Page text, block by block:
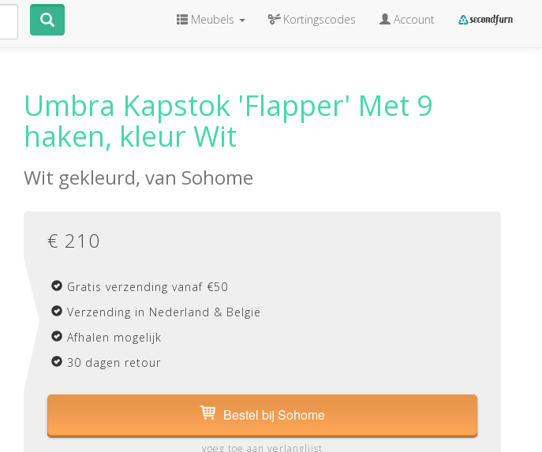
Meubels Kortingscodes Account
Umbra Kapstok 'Flapper' Met 9
haken, kleur Wit
Wit gekleurd, van Sohome
€ 210
Gratis verzending vanaf €50
Verzending in Nederland & België
Afhalen mogelijk
30 dagen retour
Bestel bij Sohome
voeg toe aan verlanglijst